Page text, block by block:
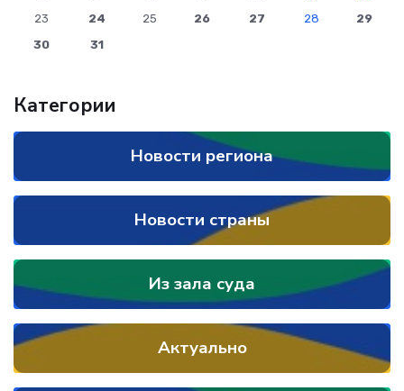
23
24 25 26 27 28
29
30
31
Категории
Новости региона
Новости страны
Из зала суда
Актуально